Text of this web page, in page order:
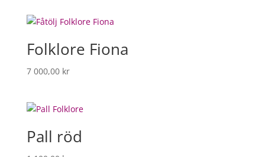
Folklore Fiona
7 000,00 kr
Pall röd